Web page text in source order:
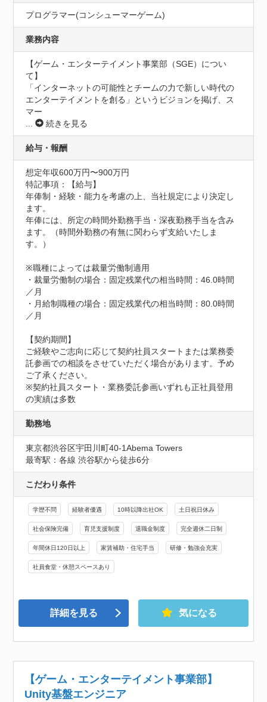
プログラマー(コンシューマーゲーム)
業務内容
【ゲーム・エンターテイメント事業部（SGE）につい
て】
「インターネットの可能性とチームの力で新しい時代の
エンターテイメントを創る」というビジョンを掲げ、ス
マー
...
続きを見る
給与・報酬
想定年収600万円〜900万円
特記事項：【給与】
年俸制・経験・能力を考慮の上、当社規定により決定し
ます。
年俸には、所定の時間外勤務手当・深夜勤務手当を含み
ます。（時間外勤務の有無に関わらず支給いたしま
す。）
※職種によっては裁量労働制適用
・裁量労働制の場合：固定残業代の相当時間：46.0時間
／月
・月給制職種の場合：固定残業代の相当時間：80.0時間
／月
【契約期間】
ご経験やご志向に応じて契約社員スタートまたは業務委
託参画での相談をさせていただく場合があります。予め
ご了承ください。
※契約社員スタート・業務委託参画いずれも正社員登用
の実績は多数
勤務地
東京都渋谷区宇田川町40-1Abema Towers
最寄駅：各線 渋谷駅から徒歩6分
こだわり条件
学歴不問 経験者優遇 10時以降出社OK 土日祝日休み
社会保険完備 育児支援制度 退職金制度 完全週休二日制
年間休日120日以上 家賃補助・住宅手当 研修・勉強会充実
社員食堂・休憩スペースあり
詳細を見る 気になる
【ゲーム・エンターテイメント事業部】
Unity基盤エンジニア